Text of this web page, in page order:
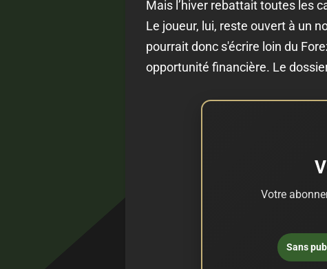
Mais l’hiver rebattait toutes les
Le joueur, lui, reste ouvert à un
pourrait donc s'écrire loin du
opportunité financière. Le
Votre
Sans